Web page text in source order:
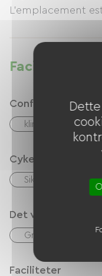
L’emplacement
Faciliteter
Confort
klimaanlæg
Sikker cykelskur
Det vi er gode til
Gratis parkering
Faciliteter